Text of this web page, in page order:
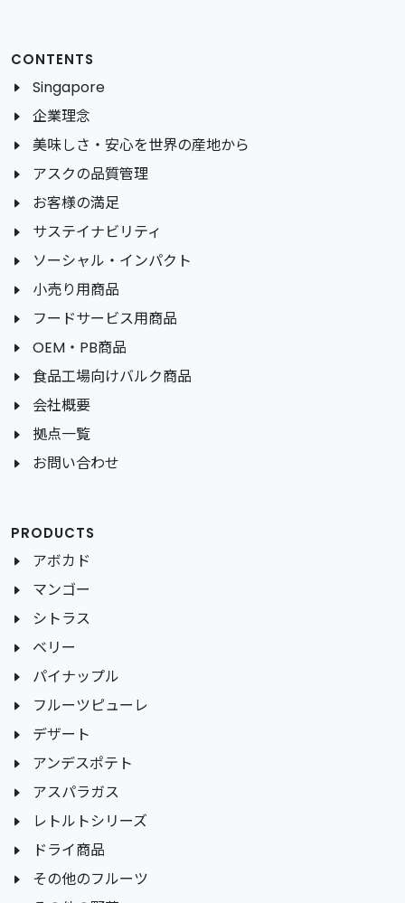
CONTENTS
Singapore
企業理念
美味しさ・安心を世界の産地から
アスクの品質管理
お客様の満足
サステイナビリティ
ソーシャル・インパクト
小売り用商品
フードサービス用商品
OEM・PB商品
食品工場向けバルク商品
会社概要
拠点一覧
お問い合わせ
PRODUCTS
アボカド
マンゴー
シトラス
ベリー
パイナップル
フルーツピューレ
デザート
アンデスポテト
アスパラガス
レトルトシリーズ
ドライ商品
その他のフルーツ